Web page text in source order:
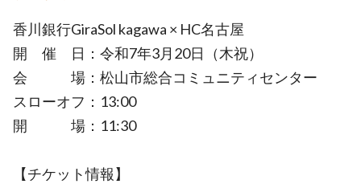
香川銀行GiraSol kagawa × HC名古屋
開 催 日：令和7年3月20日（木祝）
会 場：松山市総合コミュニティセンター
スローオフ：13:00
開 場：11:30
【チケット情報】